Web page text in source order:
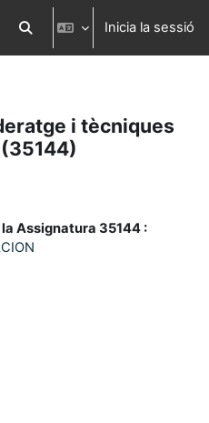
Commuta l'entrada de la cerca
Inicia la sessió
i tècniques
Assignatura 35144 :